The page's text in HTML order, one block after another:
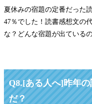
夏休みの宿題の定番だった
47％でした！読書感想文の
な？どんな宿題が出ている
Q8.[ある人へ]昨年
だ？